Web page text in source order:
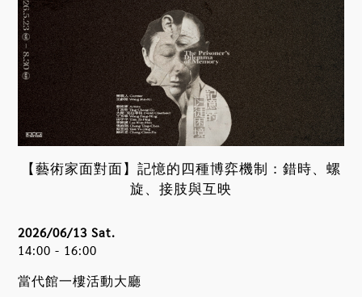
【藝術家面對面】記憶的四種博弈機制：錯時、螺
旋、接肢與互映
當代館一樓活動大廳
2026/06/13 Sat.
14:00 - 16:00